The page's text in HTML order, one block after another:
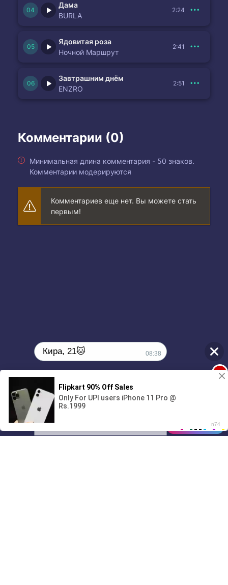
Дама
BURLA
2:24
Ядовитая роза
Ночной Маршрут
2:41
Завтрашним днём
ENZRO
2:51
Комментарии (0)
Минимальная длина комментария - 50 знаков.
Комментарии модерируются
Комментариев еще нет. Вы можете стать
первым!
01/07
00:00
Кира, 21🐱 08:38
Поиграешь со мной? 💖🐾
1